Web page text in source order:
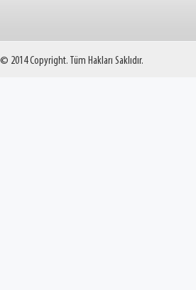
© 2014 Copyright. Tüm Hakları Saklıdır.